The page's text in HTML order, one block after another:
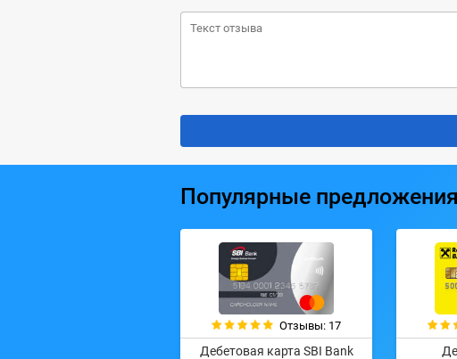
Популярные предложения
Отзывы: 17
Дебетовая карта SBI Bank